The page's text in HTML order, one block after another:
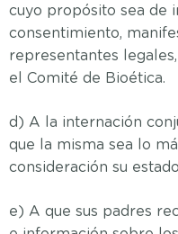
cuyo propósito sea de
consentimiento,
representantes
el Comité de Bioética.
d) A la internación
que la misma sea lo
consideración su
e) A que sus padres